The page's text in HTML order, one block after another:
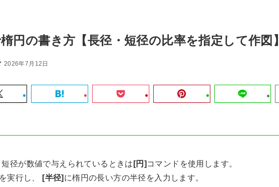
円の書き方【長径・短径の比率を指定して作図】
2026年7月12日
径が数値で与えられているときは [円] コマンドを使用します。
実行し、 [半径] に楕円の長い方の半径を入力します。